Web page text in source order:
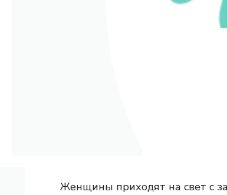
Женщины приходят на свет с